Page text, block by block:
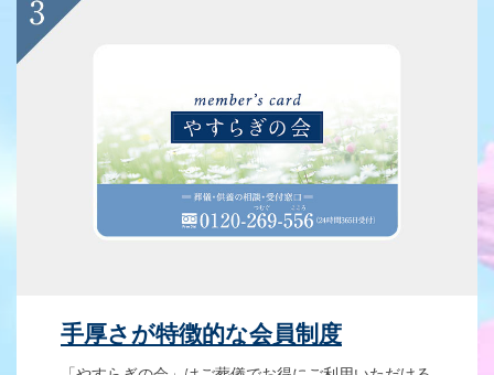
手厚さが特徴的な会員制度